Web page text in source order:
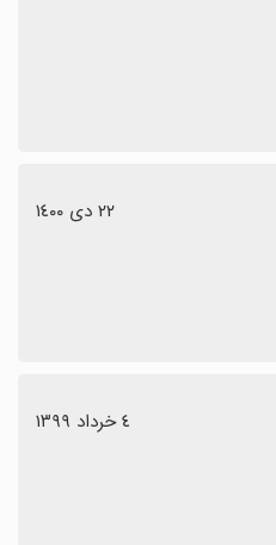
٢٢ دی ١٤٠٠
٤ خرداد ١٣٩٩